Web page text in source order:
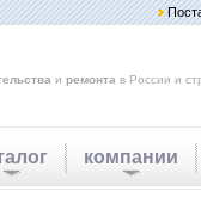
и ремонта в России и
компании